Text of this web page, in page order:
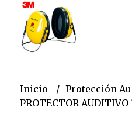
Inicio
Protección
PROTECTOR